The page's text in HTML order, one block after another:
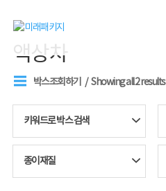
액상차
박스조회하기 Showing all 2 results
키워드로 박스 검색
종이재질